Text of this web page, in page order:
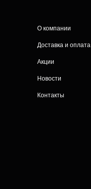
О компании
Доставка и оплата
Акции
Новости
Контакты